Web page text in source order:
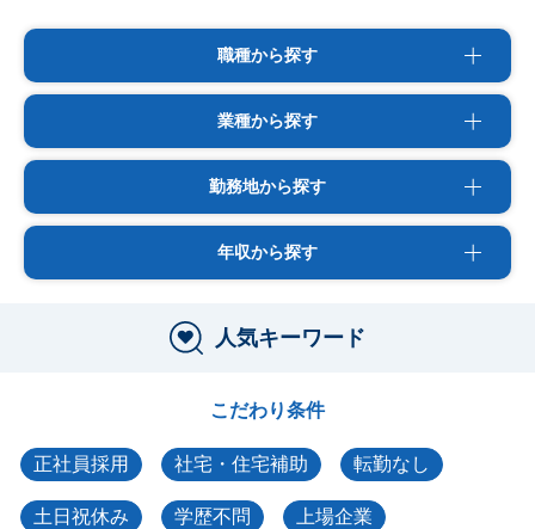
職種から探す
業種から探す
勤務地から探す
年収から探す
人気キーワード
こだわり条件
正社員採用 社宅・住宅補助 転勤なし
土日祝休み 学歴不問 上場企業